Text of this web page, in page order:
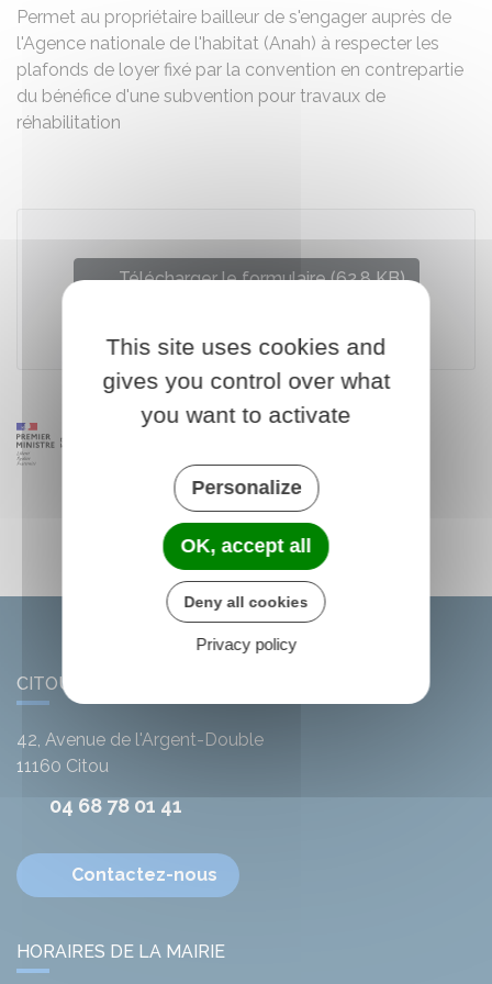
Permet au propriétaire bailleur de s'engager auprès de
l'Agence nationale de l'habitat (Anah) à respecter les
plafonds de loyer fixé par la convention en contrepartie
du bénéfice d'une subvention pour travaux de
réhabilitation
Télécharger le formulaire (62.8 KB)
Agence nationale de l'habitat (Anah)
CITOU
42, Avenue de l'Argent-Double
11160 Citou
04 68 78 01 41
Contactez-nous
HORAIRES DE LA MAIRIE
This site uses cookies and
gives you control over what
you want to activate
Personalize
OK, accept all
Deny all cookies
Privacy policy